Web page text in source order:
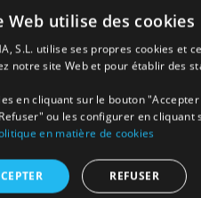
Facebook
X
Web utilise des cookies
S.L. utilise ses propres cookies et
notre site Web et pour établir des
en cliquant sur le bouton
ou les configurer en cliquant
en matière de cookies
REFUSER